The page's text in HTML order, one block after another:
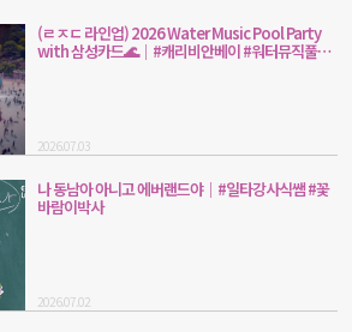
(ㄹㅈㄷ 라인업) 2026 Water Music Pool Party
with 삼성카드🌊｜#캐리비안베이 #워터뮤직풀파
2026.07.03
나 동남아 아니고 에버랜드야｜#일타강사식쌤 #꽃
바람이박사
2026.07.02